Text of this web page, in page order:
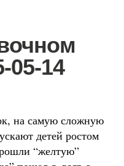
05-14
на самую сложную
детей ростом
“желтую”